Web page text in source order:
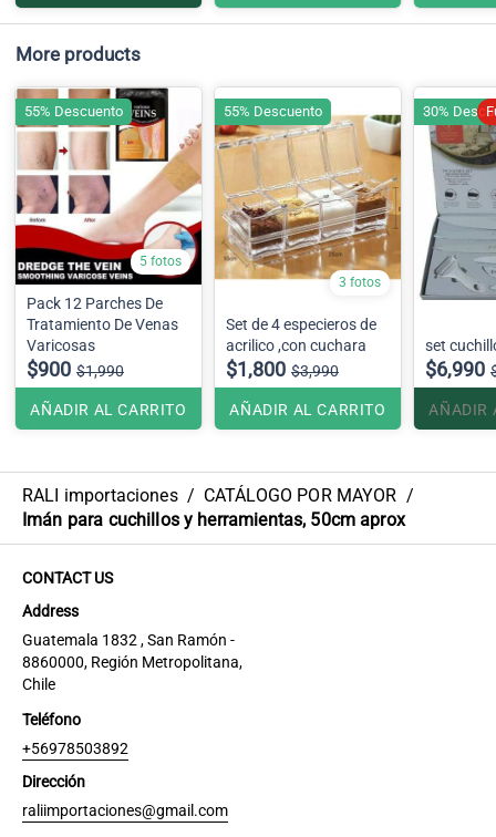
More products
5 fotos
Pack 12 Parches De
Tratamiento De Venas
Varicosas
$900 $1,990
AÑADIR AL CARRITO
55% Descuento
3 fotos
Set de 4 especieros de
acrilico ,con cuchara
$1,800 $3,990
AÑADIR AL CARRITO
55% Descuento
set
$6,990
AÑADIR
30%
RALI importaciones / CATÁLOGO POR MAYOR /
Imán para cuchillos y herramientas, 50cm aprox
CONTACT US
Address
Guatemala 1832 , San Ramón -
8860000, Región Metropolitana,
Chile
Teléfono
+56978503892
Dirección
raliimportaciones@gmail.com